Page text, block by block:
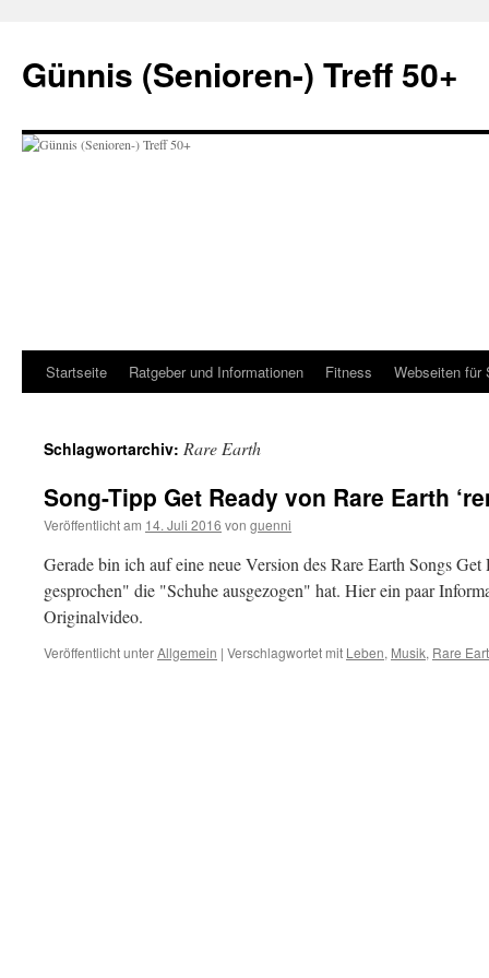
springen
Günnis (Senioren-) Treff 50+
Startseite Ratgeber und Informationen Fitness Webseiten für
Schlagwortarchiv: Rare Earth
Song-Tipp Get Ready von Rare Earth
Veröffentlicht am 14. Juli 2016 von guenni
Gerade bin ich auf eine neue Version des Rare Earth Songs
gesprochen" die "Schuhe ausgezogen" hat. Hier ein paar
Originalvideo.
Veröffentlicht unterAllgemein | Verschlagwortet mit Leben, Musik, Rare